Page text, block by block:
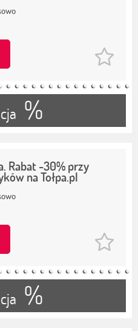
%
Rabat -30% przy
na Tołpa.pl
%